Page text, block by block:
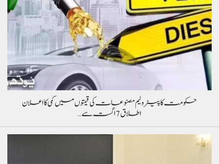
حکومت کا پیٹرولیم مصنوعات کی قیمتوں میں کمی کا اعلان
اطلاق 7 اگست سے…